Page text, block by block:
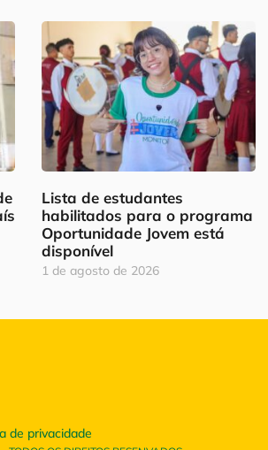
Lista de estudantes
habilitados para o programa
Oportunidade Jovem está
disponível
1 de agosto de 2026
de privacidade